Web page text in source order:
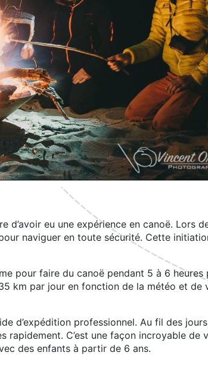
d’avoir eu une expérience en canoë. Lors
naviguer en toute sécurité. Cette
pour faire du canoë pendant 5 à 6 heures
km par jour en fonction de la météo et de
d’expédition professionnel. Au fil des
C’est une façon incroyable de
des enfants à partir de 6 ans.